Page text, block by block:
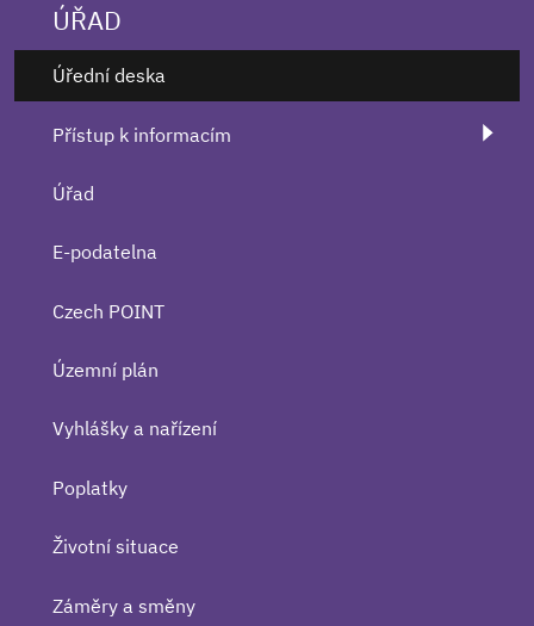
ÚŘAD
Úřední deska
Přístup k informacím
Úřad
E-podatelna
Czech POINT
Územní plán
Vyhlášky a nařízení
Poplatky
Životní situace
Záměry a směny